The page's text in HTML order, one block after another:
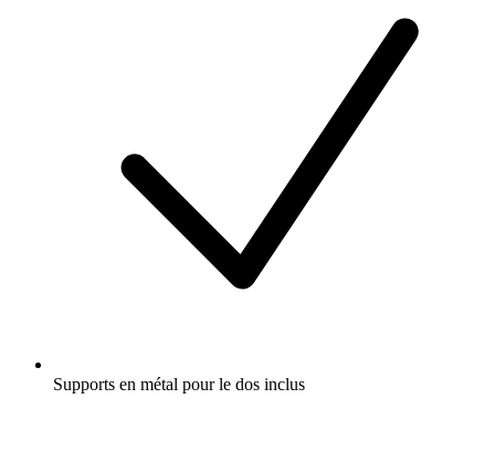
Supports en métal pour le dos inclus